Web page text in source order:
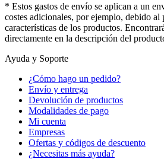
* Estos gastos de envío se aplican a un
costes adicionales, por ejemplo, debido al
características de los productos.
directamente en la descripción del
Ayuda y Soporte
¿Cómo hago un pedido?
Envío y entrega
Devolución de productos
Modalidades de pago
Mi cuenta
Empresas
Ofertas y códigos de descuento
¿Necesitas más ayuda?